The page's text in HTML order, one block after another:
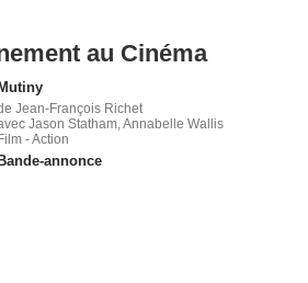
au Cinéma
Mutiny
Jean-François Richet
Jason Statham, Annabelle Wallis
- Action
Bande-annonce